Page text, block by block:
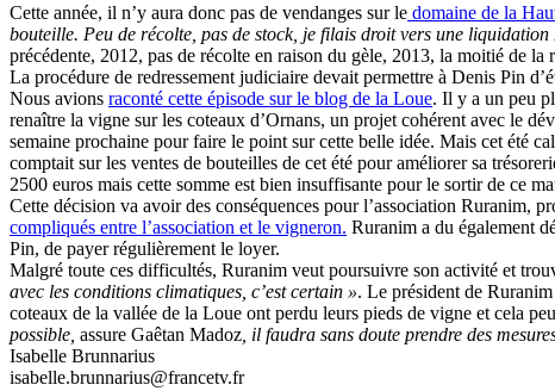
Cette année, il n’y aura donc pas de vendanges sur le domaine de la
bouteille. Peu de récolte, pas de stock, je filais droit vers une liquidation
précédente, 2012, pas de récolte en raison du gèle, 2013, la moitié de
La procédure de redressement judiciaire devait permettre à Denis Pin
Nous avions raconté cette épisode sur le blog de la Loue. Il y a un peu
renaître la vigne sur les coteaux d’Ornans, un projet cohérent avec le
semaine prochaine pour faire le point sur cette belle idée. Mais cet été
comptait sur les ventes de bouteilles de cet été pour améliorer sa
2500 euros mais cette somme est bien insuffisante pour le sortir de ce
Cette décision va avoir des conséquences pour l’association Ruranim,
compliqués entre l’association et le vigneron. Ruranim a du également
Pin, de payer régulièrement le loyer.
Malgré toute ces difficultés, Ruranim veut poursuivre son activité et
avec les conditions climatiques, c’est certain ». Le président de
coteaux de la vallée de la Loue ont perdu leurs pieds de vigne et cela
possible, assure Gaêtan Madoz , il faudra sans doute prendre des
Isabelle Brunnarius
isabelle.brunnarius@francetv.fr